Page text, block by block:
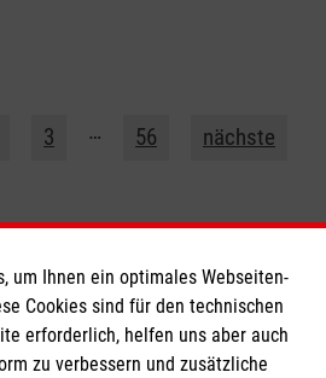
3 … 56 nächste
um Ihnen ein optimales Webseiten-
Cookies sind für den technischen
erforderlich, helfen uns aber auch
zu verbessern und zusätzliche